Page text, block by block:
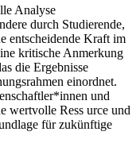
Analyse
durch Studierende,
entscheidende Kraft im
kritische Anmerkung
die Ergebnisse
einordnet.
und
wertvolle Ress urce und
für zukünftige